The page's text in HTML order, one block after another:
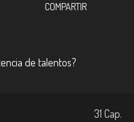
COMPARTIR
de talentos?
31 Cap.